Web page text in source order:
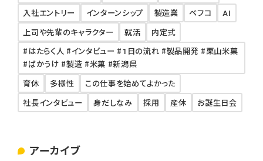
入社エントリー
インターンシップ 製造業 ベフコ
AI
上司や先輩のキャラクター
就活
内定式
#はたらく人 #インタビュー #1日の流れ #製品開発 #栗山米菓
#ばかうけ #製造 #米菓 #新潟県
育休
多様性
この仕事を始めてよかった
社長インタビュー
身だしなみ 採用 産休 お誕生日会
アーカイブ